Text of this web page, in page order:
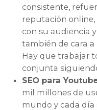
consistente,
reputación
con su audiencia
también de cara
Hay que trabajar
conjunta
SEO para
mil millones de
mundo y cada día